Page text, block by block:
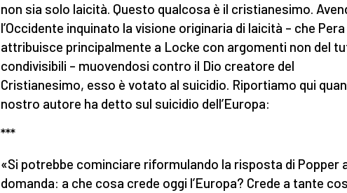
non sia solo laicità. Questo qualcosa è il cristianesimo.
l’Occidente inquinato la visione originaria di laicità – che Pera
attribuisce principalmente a Locke con argomenti non del
condivisibili – muovendosi contro il Dio creatore del
Cristianesimo, esso è votato al suicidio. Riportiamo qui
nostro autore ha detto sul suicidio dell’Europa:
***
«Si potrebbe cominciare riformulando la risposta di Popper
domanda: a che cosa crede oggi l’Europa? Crede a tante